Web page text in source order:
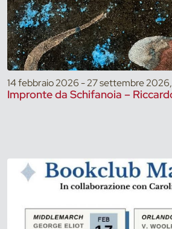
14 febbraio 2026 - 27 settembre
Impronte da Schifanoia –